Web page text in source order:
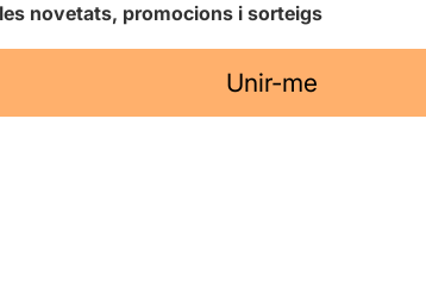
novetats, promocions i sorteigs
Unir-me